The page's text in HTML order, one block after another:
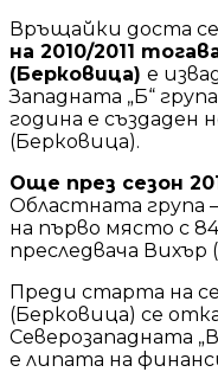
Връщайки доста
на 2010/2011
(Берковица) е
Западната „Б“
година е създаден
(Берковица).
Още през сезон
Областната група
на първо място с
преследвача Вихър
Преди старта на
(Берковица) се
Северозападната
е липата на